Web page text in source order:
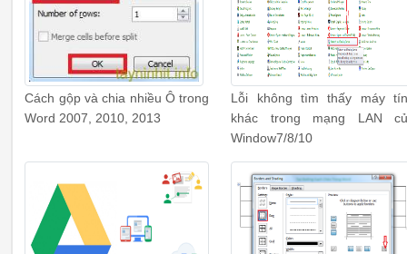
Cách gộp và chia nhiều Ô trong
Word 2007, 2010, 2013
Lỗi không tìm thấy máy
khác trong mạng LAN
Window7/8/10